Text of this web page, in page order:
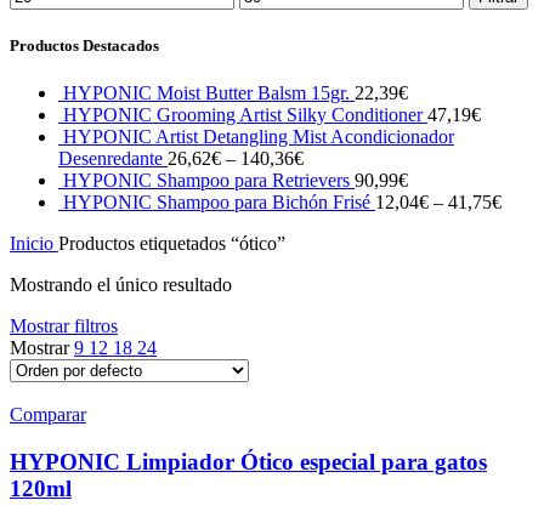
mínimo
máximo
Productos Destacados
HYPONIC Moist Butter Balsm 15gr. 22,39€
HYPONIC Grooming Artist Silky Conditioner47,19€
HYPONIC Artist Detangling Mist Acondicionador
Desenredante 26,62€ – 140,36€
HYPONIC Shampoo para Retrievers 90,99€
HYPONIC Shampoo para Bichón Frisé 12,04€ – 41,75€
Inicio Productos etiquetados “ótico”
Mostrando el único resultado
Mostrar filtros
Mostrar9 12 18 24
Comparar
HYPONIC Limpiador Ótico especial para gatos
120ml